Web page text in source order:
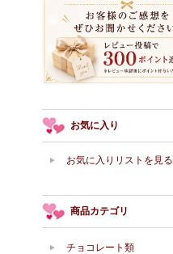
お気に入り
お気に入りリストを見る
商品カテゴリ
チョコレート類